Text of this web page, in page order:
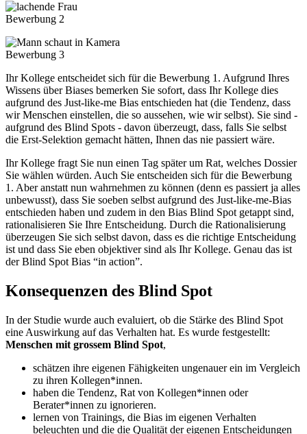
Bewerbung 2
Bewerbung 3
Ihr Kollege entscheidet sich für die Bewerbung 1. Aufgrund Ihres
Wissens über Biases bemerken Sie sofort, dass Ihr Kollege dies
aufgrund des Just-like-me Bias entschieden hat (die Tendenz, dass
wir Menschen einstellen, die so aussehen, wie wir selbst). Sie sind -
aufgrund des Blind Spots - davon überzeugt, dass, falls Sie selbst
die Erst-Selektion gemacht hätten, Ihnen das nie passiert wäre.
Ihr Kollege fragt Sie nun einen Tag später um Rat, welches Dossier
Sie wählen würden. Auch Sie entscheiden sich für die Bewerbung
1. Aber anstatt nun wahrnehmen zu können (denn es passiert ja alles
unbewusst), dass Sie soeben selbst aufgrund des Just-like-me-Bias
entschieden haben und zudem in den Bias Blind Spot getappt sind,
rationalisieren Sie Ihre Entscheidung. Durch die Rationalisierung
überzeugen Sie sich selbst davon, dass es die richtige Entscheidung
ist und dass Sie eben objektiver sind als Ihr Kollege. Genau das ist
der Blind Spot Bias “in action”.
Konsequenzen des Blind Spot
In der Studie wurde auch evaluiert, ob die Stärke des Blind Spot
eine Auswirkung auf das Verhalten hat. Es wurde festgestellt:
Menschen mit grossem Blind Spot,
schätzen ihre eigenen Fähigkeiten ungenauer ein im Vergleich
zu ihren Kollegen*innen.
haben die Tendenz, Rat von Kollegen*innen oder
Berater*innen zu ignorieren.
lernen von Trainings, die Bias im eigenen Verhalten
beleuchten und die die Qualität der eigenen Entscheidungen